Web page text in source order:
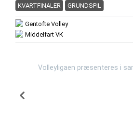
KVARTFINALER
GRUNDSPIL
Gentofte Volley
Middelfart VK
Volleyligaen præsenteres i